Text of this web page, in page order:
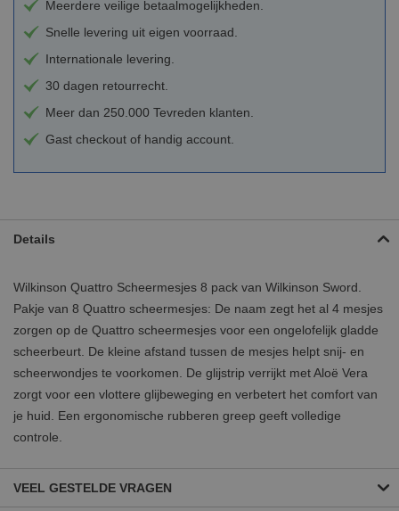
Meerdere veilige betaalmogelijkheden.
Snelle levering uit eigen voorraad.
Internationale levering.
30 dagen retourrecht.
Meer dan 250.000 Tevreden klanten.
Gast checkout of handig account.
Details
Wilkinson Quattro Scheermesjes 8 pack van Wilkinson Sword.
Pakje van 8 Quattro scheermesjes: De naam zegt het al 4 mesjes
zorgen op de Quattro scheermesjes voor een ongelofelijk gladde
scheerbeurt. De kleine afstand tussen de mesjes helpt snij- en
scheerwondjes te voorkomen. De glijstrip verrijkt met Aloë Vera
zorgt voor een vlottere glijbeweging en verbetert het comfort van
je huid. Een ergonomische rubberen greep geeft volledige
controle.
VEEL GESTELDE VRAGEN